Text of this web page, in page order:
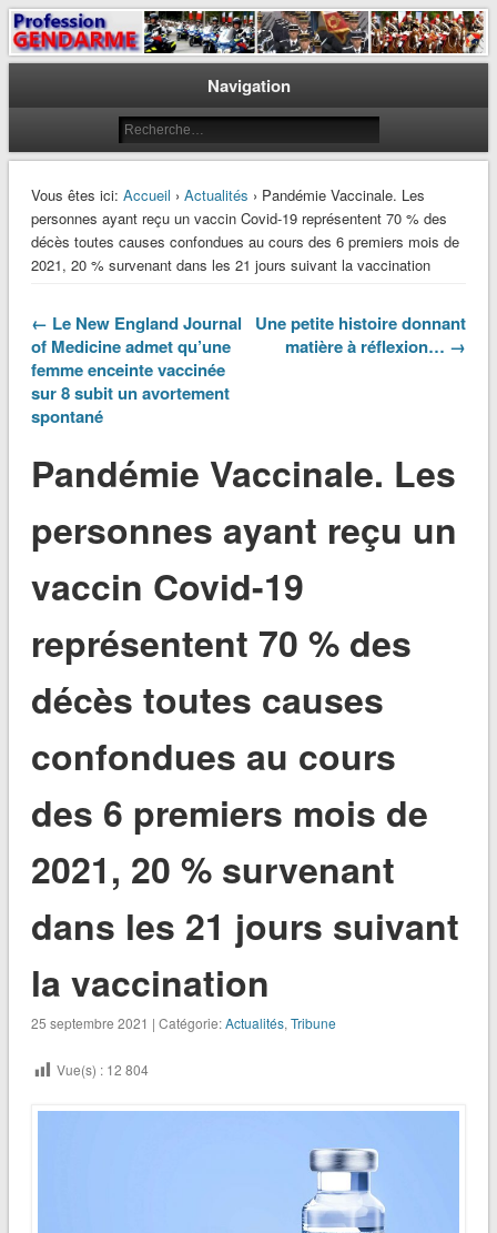
Profession Gendarme
Le journal des gendarmes
Navigation
Vous êtes ici: Accueil › Actualités › Pandémie Vaccinale. Les
personnes ayant reçu un vaccin Covid-19 représentent 70 % des
décès toutes causes confondues au cours des 6 premiers mois de
2021, 20 % survenant dans les 21 jours suivant la vaccination
← Le New England Journal
of Medicine admet qu’une
femme enceinte vaccinée
sur 8 subit un avortement
spontané
Une petite histoire donnant
matière à réflexion… →
Pandémie Vaccinale. Les
personnes ayant reçu un
vaccin Covid-19
représentent 70 % des
décès toutes causes
confondues au cours
des 6 premiers mois de
2021, 20 % survenant
dans les 21 jours suivant
la vaccination
25 septembre 2021 | Catégorie:Actualités, Tribune
Vue(s) : 12 804